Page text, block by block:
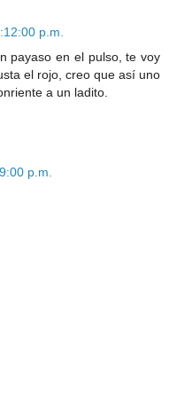
p.m.
payaso en el pulso, te voy
el rojo, creo que así uno
a un ladito.
p.m.